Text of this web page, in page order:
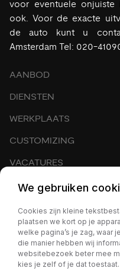
voor eventuele onjuiste
ook. Voor de exacte
de auto kunt u
Amsterdam Tel: 020-
AANBOD
DIENSTEN
WERKPLAATS
CUSTOMIZING
VACATURES
EXPORT
OVER ONS
CONTACT
NIEUWS
We gebruiken
Cookies zijn kleine
plaatsen we kort op je
welke pagina’s je zag, waar
die manier hebben wij
websitebezoek beter mee
kies je zelf of je dat